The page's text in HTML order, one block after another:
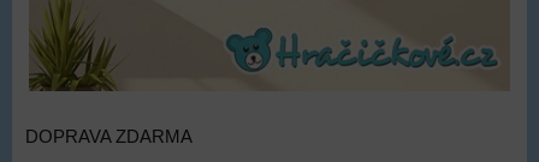
DOPRAVA ZDARMA